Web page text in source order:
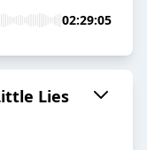
02:29:05
Lies